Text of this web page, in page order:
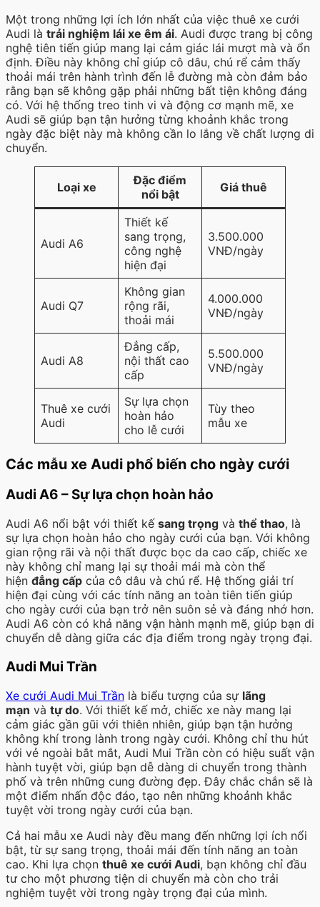
Một trong những lợi ích lớn nhất của việc thuê xe cưới
Audi là trải nghiệm lái xe êm ái. Audi được trang bị công
nghệ tiên tiến giúp mang lại cảm giác lái mượt mà và ổn
định. Điều này không chỉ giúp cô dâu, chú rể cảm thấy
thoải mái trên hành trình đến lễ đường mà còn đảm bảo
rằng bạn sẽ không gặp phải những bất tiện không đáng
có. Với hệ thống treo tinh vi và động cơ mạnh mẽ, xe
Audi sẽ giúp bạn tận hưởng từng khoảnh khắc trong
ngày đặc biệt này mà không cần lo lắng về chất lượng di
chuyển.
Loại xe
Đặc điểm
nổi bật
Giá thuê
Audi A6
Thiết kế
sang trọng,
công nghệ
hiện đại
3.500.000
VNĐ/ngày
Audi Q7
Không gian
rộng rãi,
thoải mái
4.000.000
VNĐ/ngày
Audi A8
Đẳng cấp,
nội thất cao
cấp
5.500.000
VNĐ/ngày
Thuê xe cưới
Audi
Sự lựa chọn
hoàn hảo
cho lễ cưới
Tùy theo
mẫu xe
Các mẫu xe Audi phổ biến cho ngày cưới
Audi A6 – Sự lựa chọn hoàn hảo
Audi A6 nổi bật với thiết kế sang trọng và thể thao, là
sự lựa chọn hoàn hảo cho ngày cưới của bạn. Với không
gian rộng rãi và nội thất được bọc da cao cấp, chiếc xe
này không chỉ mang lại sự thoải mái mà còn thể
hiện đẳng cấp của cô dâu và chú rể. Hệ thống giải trí
hiện đại cùng với các tính năng an toàn tiên tiến giúp
cho ngày cưới của bạn trở nên suôn sẻ và đáng nhớ hơn.
Audi A6 còn có khả năng vận hành mạnh mẽ, giúp bạn di
chuyển dễ dàng giữa các địa điểm trong ngày trọng đại.
Audi Mui Trần
Xe cưới Audi Mui Trần là biểu tượng của sự lãng
mạn và tự do. Với thiết kế mở, chiếc xe này mang lại
cảm giác gần gũi với thiên nhiên, giúp bạn tận hưởng
không khí trong lành trong ngày cưới. Không chỉ thu hút
với vẻ ngoài bắt mắt, Audi Mui Trần còn có hiệu suất vận
hành tuyệt vời, giúp bạn dễ dàng di chuyển trong thành
phố và trên những cung đường đẹp. Đây chắc chắn sẽ là
một điểm nhấn độc đáo, tạo nên những khoảnh khắc
tuyệt vời trong ngày cưới của bạn.
Cả hai mẫu xe Audi này đều mang đến những lợi ích nổi
bật, từ sự sang trọng, thoải mái đến tính năng an toàn
cao. Khi lựa chọn thuê xe cưới Audi, bạn không chỉ đầu
tư cho một phương tiện di chuyển mà còn cho trải
nghiệm tuyệt vời trong ngày trọng đại của mình.